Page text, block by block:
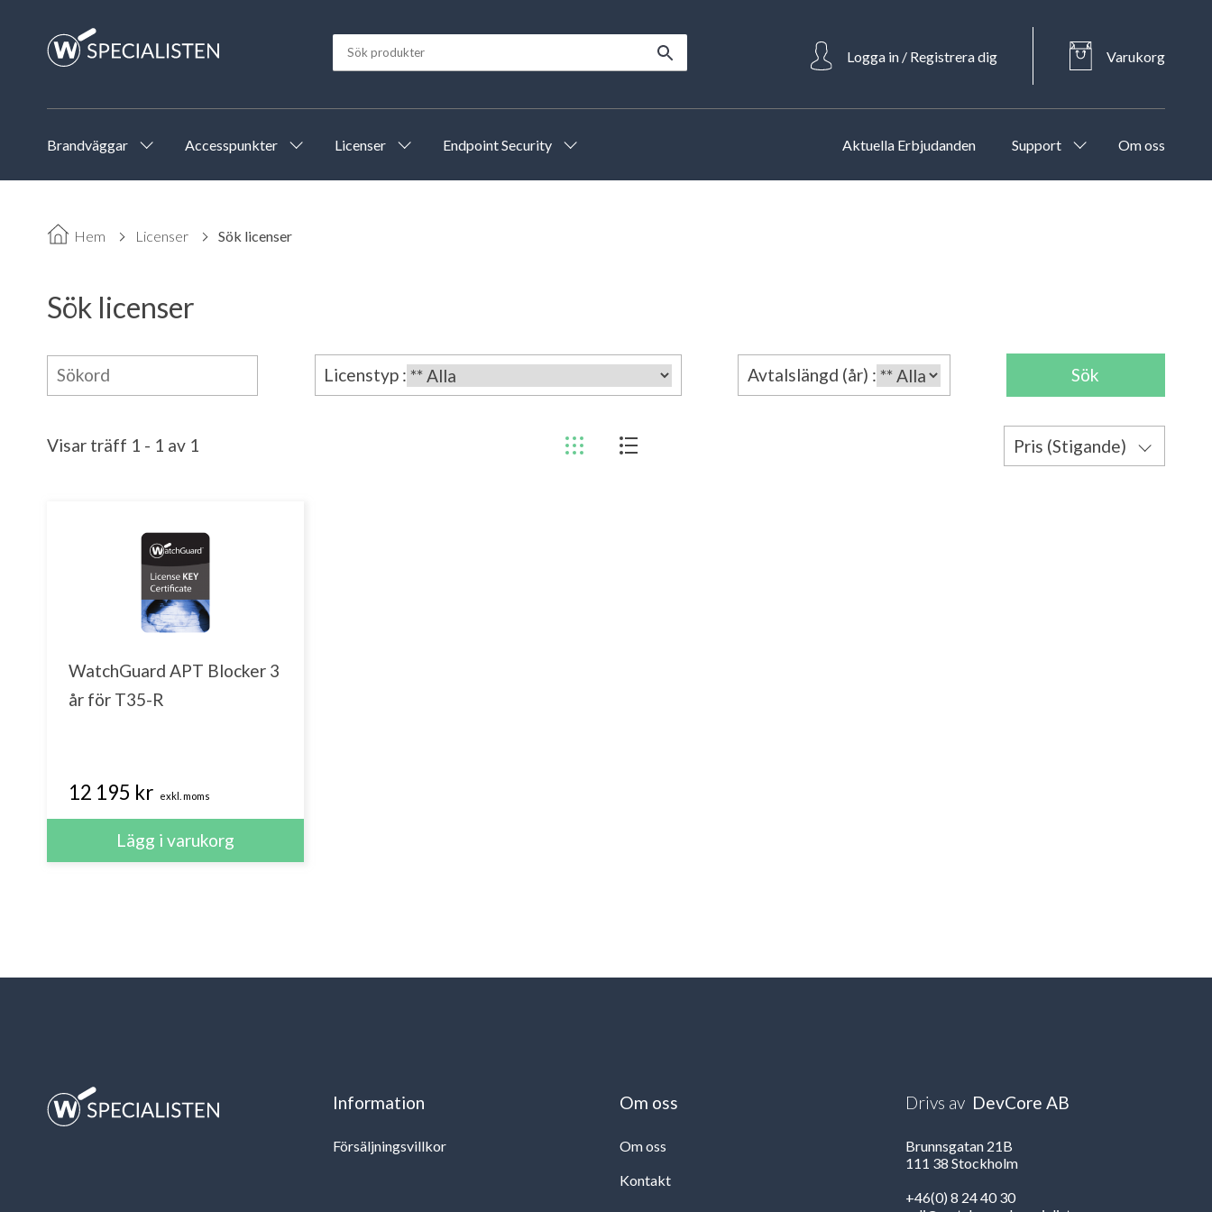
Logga in / Registrera dig Varukorg
Brandväggar Accesspunkter Licenser Endpoint Security Aktuella Erbjudanden Support Om oss
Hem Licenser Sök licenser
Sök licenser
Licenstyp : Avtalslängd (år) :
Visar träff 1 - 1 av 1
Pris (Stigande)
WatchGuard APT Blocker 3
år för T35-R
12 195 kr exkl. moms
Information
Försäljningsvillkor
Om oss
Om oss
Kontakt
Drivs av DevCore AB
Brunnsgatan 21B
111 38 Stockholm
+46(0) 8 24 40 30